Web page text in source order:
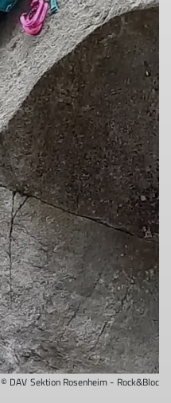
© DAV Sektion Rosenheim - Rock&Bloc